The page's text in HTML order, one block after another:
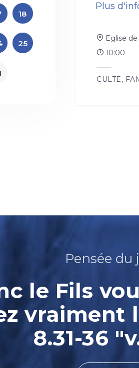
18
25
Plus
Eglise
10:00
CULTE,
Pensée du
le Fils
vraiment
8.31-36